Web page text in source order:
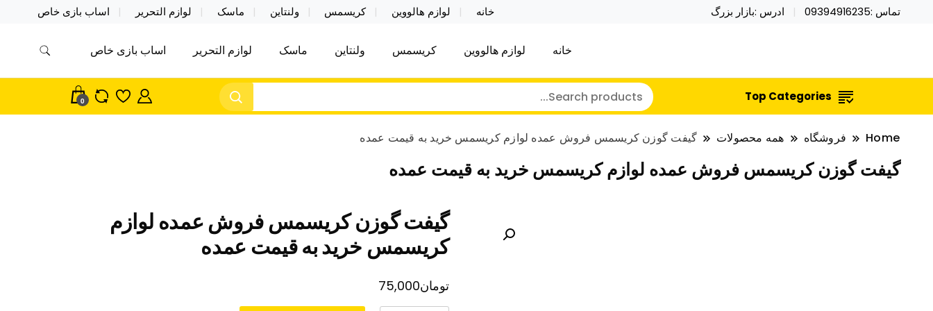
تماس :09394916235 ادرس :بازار بزرگ خانه لوازم هالووین کریسمس ولنتاین ماسک لوازم التحریر اساب بازی خاص
نایکر توی فروش عمده لوازم هالووین ولن تاین کادویی کریسمس اکسسوری ماسک
خرید محصولات خاص فیجت اسباب بازی تراول ماگ نایکر توی فروش عمده لوازم هالووین ولن تاین کادویی کریسمس اکسسوری ماسک در واردات مستقیم
خانه لوازم هالووین کریسمس ولنتاین ماسک لوازم التحریر اساب بازی خاص
Top Categories
0
Home فروشگاه همه محصولات گیفت گوزن کریسمس فروش عمده لوازم کریسمس خرید به قیمت عمده
گیفت گوزن کریسمس فروش عمده لوازم کریسمس خرید به قیمت عمده
گیفت گوزن کریسمس فروش عمده لوازم
کریسمس خرید به قیمت عمده
تومان75,000